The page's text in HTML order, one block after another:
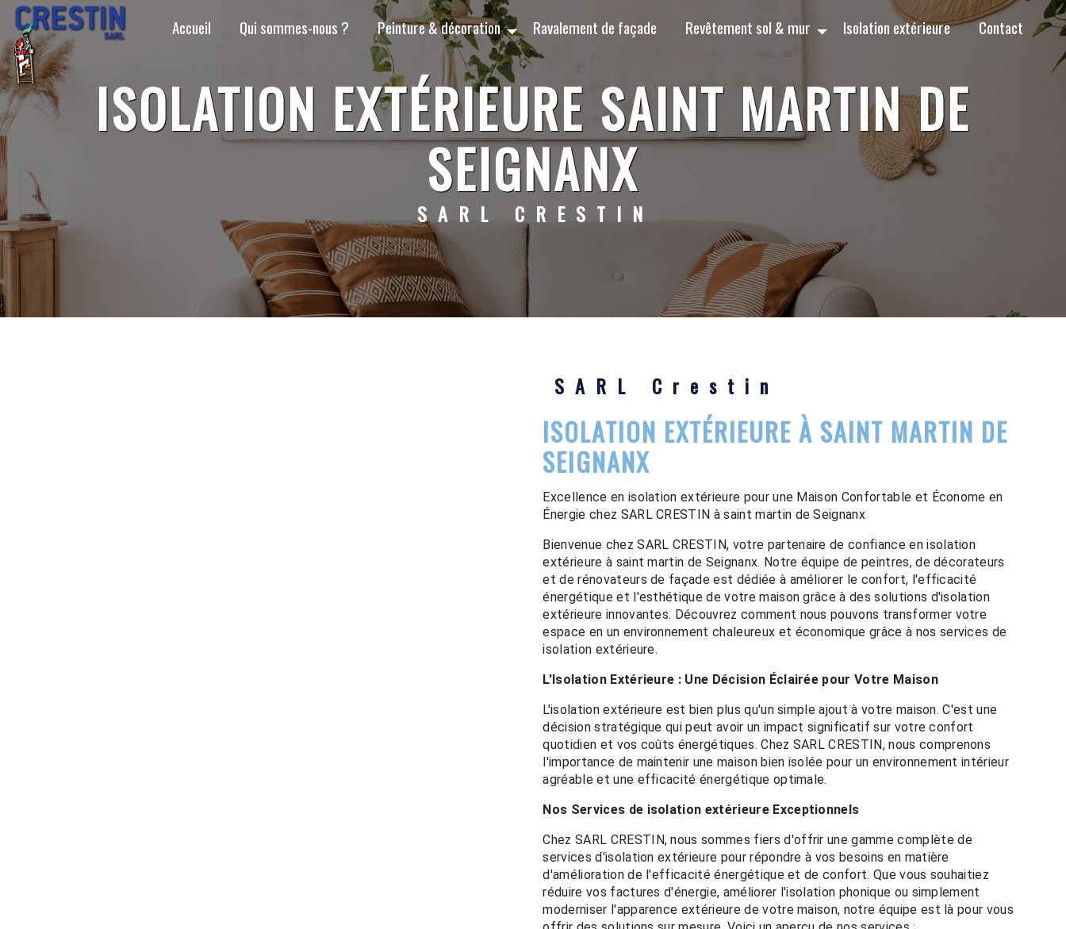
Accueil Qui sommes-nous ? Peinture & décoration Ravalement de façade Revêtement sol & mur Isolation extérieure Contact
ISOLATION EXTÉRIEURE SAINT MARTIN DE
SEIGNANX
SARL CRESTIN
SARL Crestin
ISOLATION EXTÉRIEURE À SAINT MARTIN DE
SEIGNANX
Excellence en isolation extérieure pour une Maison Confortable et Économe en
Énergie chez SARL CRESTIN à saint martin de Seignanx
Bienvenue chez SARL CRESTIN, votre partenaire de confiance en isolation
extérieure à saint martin de Seignanx. Notre équipe de peintres, de décorateurs
et de rénovateurs de façade est dédiée à améliorer le confort, l'efficacité
énergétique et l'esthétique de votre maison grâce à des solutions d'isolation
extérieure innovantes. Découvrez comment nous pouvons transformer votre
espace en un environnement chaleureux et économique grâce à nos services de
isolation extérieure.
L'Isolation Extérieure : Une Décision Éclairée pour Votre Maison
L'isolation extérieure est bien plus qu'un simple ajout à votre maison. C'est une
décision stratégique qui peut avoir un impact significatif sur votre confort
quotidien et vos coûts énergétiques. Chez SARL CRESTIN, nous comprenons
l'importance de maintenir une maison bien isolée pour un environnement intérieur
agréable et une efficacité énergétique optimale.
Nos Services de isolation extérieure Exceptionnels
Chez SARL CRESTIN, nous sommes fiers d'offrir une gamme complète de
services d'isolation extérieure pour répondre à vos besoins en matière
d'amélioration de l'efficacité énergétique et de confort. Que vous souhaitiez
réduire vos factures d'énergie, améliorer l'isolation phonique ou simplement
moderniser l'apparence extérieure de votre maison, notre équipe est là pour vous
Panneau de gestion des cookies